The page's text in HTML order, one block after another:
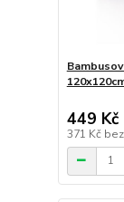
449 Kč
371 Kč